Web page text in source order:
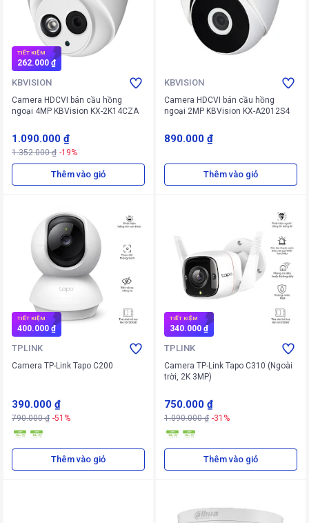
TIẾT KIỆM
262.000 ₫
KBVISION
Camera HDCVI bán cầu hồng
ngoại 4MP KBVision KX-2K14CZA
1.090.000 ₫
1.352.000 ₫ -19%
Thêm vào giỏ
KBVISION
Camera HDCVI bán cầu hồng
ngoại 2MP KBVision KX-A2012S4
890.000 ₫
Thêm vào giỏ
TIẾT KIỆM
400.000 ₫
TPLINK
Camera TP-Link Tapo C200
390.000 ₫
790.000 ₫ -51%
Thêm vào giỏ
TIẾT KIỆM
340.000 ₫
TPLINK
Camera TP-Link Tapo C310 (Ngoài
trời, 2K 3MP)
750.000 ₫
1.090.000 ₫ -31%
Thêm vào giỏ